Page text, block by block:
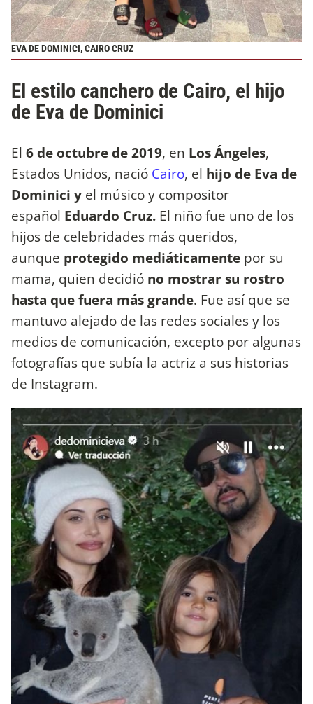
EVA DE DOMINICI, CAIRO CRUZ
El estilo canchero de Cairo, el hijo
de Eva de Dominici
El 6 de octubre de 2019, en Los Ángeles,
Estados Unidos, nació Cairo, el hijo de Eva de
Dominici y el músico y compositor
español Eduardo Cruz. El niño fue uno de los
hijos de celebridades más queridos,
aunque protegido mediáticamente por su
mama, quien decidió no mostrar su rostro
hasta que fuera más grande. Fue así que se
mantuvo alejado de las redes sociales y los
medios de comunicación, excepto por algunas
fotografías que subía la actriz a sus historias
de Instagram.